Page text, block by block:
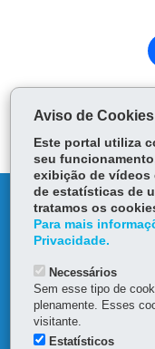
MAPA DO SITE
DENUNCIE
OUVIDORIA
Aviso de Cookies
Este portal utiliza
seu
exibição de vídeos
de estatísticas de
tratamos os
Para mais
Privacidade.
Necessários
Sem esse tipo de
plenamente. Esses
visitante.
Estatísticos